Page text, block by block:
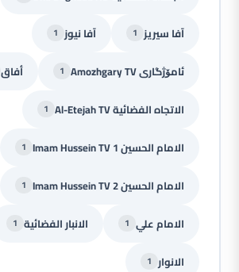
آفا سيريز 1 آفا نيوز 1
ئامۆژگاری Amozhgary TV 1 أفاق
الاتجاه الفضائية Al-Etejah TV 1
الامام الحسين Imam Hussein TV 1 1
الامام الحسين Imam Hussein TV 2 1
الامام علي 1 الانبار الفضائية 1
الانوار 1